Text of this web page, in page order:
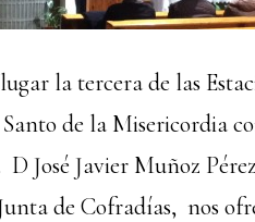
la tercera de las
de la Misericordia
D José Javier Muñoz
de Cofradías, nos